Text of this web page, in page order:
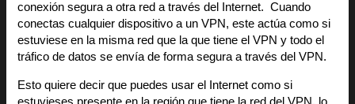
conexión segura a otra red a través del Internet. Cuando
conectas cualquier dispositivo a un VPN, este actúa como si
estuviese en la misma red que la que tiene el VPN y todo el
tráfico de datos se envía de forma segura a través del VPN.
Esto quiere decir que puedes usar el Internet como si